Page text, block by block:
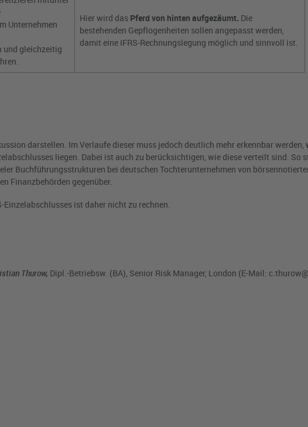
Unternehmen
und gleichzeitig
Hier wird das Pferd von hinten aufgezäumt. Die
bestehenden Gepflogenheiten sollen angepasst werden,
damit eine IFRS-Rechnungslegung möglich und sinnvoll ist.
darstellen. Im Verlaufe dieser muss jedoch deutlich mehr erkennbar werden,
liegen. Dabei ist auch zu berücksichtigen, wie diese verteilt sind. So
Buchführungsstrukturen bei deutschen Tochterunternehmen von
Finanzbehörden gegenüber.
ist daher nicht zu rechnen.
Thurow, Dipl.-Betriebsw. (BA), Senior Risk Manager, London (E-Mail: